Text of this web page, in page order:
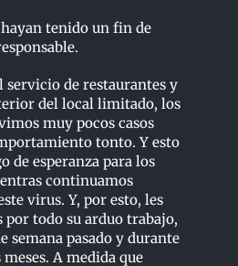
tenido un fin de
servicio de restaurantes y
del local limitado, los
muy pocos casos
tonto. Y esto
de esperanza para los
continuamos
virus. Y, por esto, les
por todo su arduo trabajo,
semana pasado y durante
A medida que